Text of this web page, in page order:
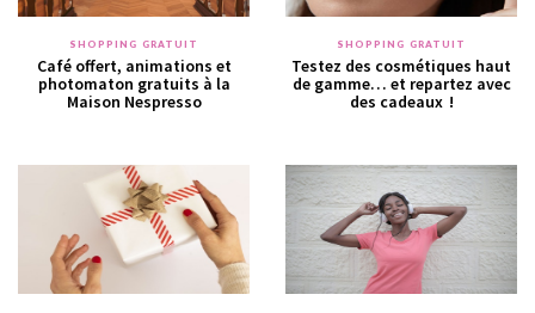
SHOPPING GRATUIT
Café offert, animations et
photomaton gratuits à la
Maison Nespresso
SHOPPING GRATUIT
Testez des cosmétiques haut
de gamme… et repartez avec
des cadeaux !